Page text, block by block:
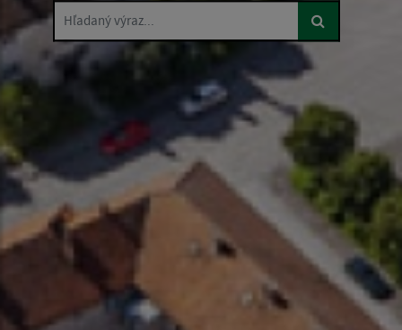
Hľadaný výraz...